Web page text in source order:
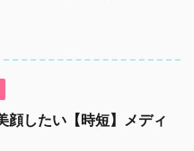
顔したい【時短】メディ